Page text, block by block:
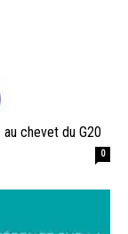
au chevet du G20
0